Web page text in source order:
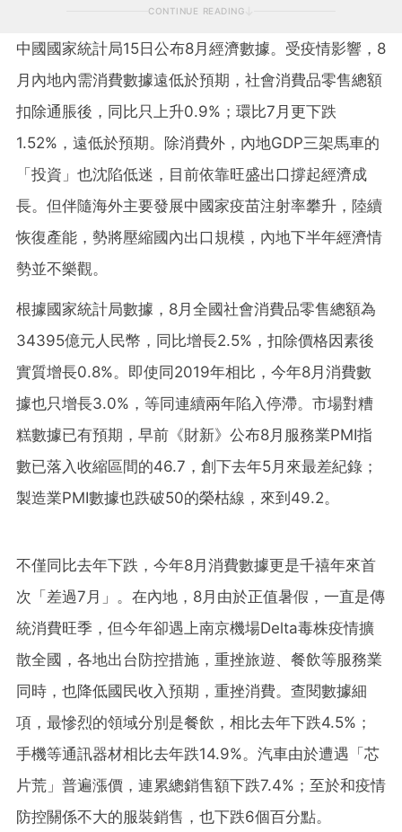
CONTINUE READING
中國國家統計局15日公布8月經濟數據。受疫情影響，8
月內地內需消費數據遠低於預期，社會消費品零售總額
扣除通脹後，同比只上升0.9%；環比7月更下跌
1.52%，遠低於預期。除消費外，內地GDP三架馬車的
「投資」也沈陷低迷，目前依靠旺盛出口撐起經濟成
長。但伴隨海外主要發展中國家疫苗注射率攀升，陸續
恢復產能，勢將壓縮國內出口規模，內地下半年經濟情
勢並不樂觀。
根據國家統計局數據，8月全國社會消費品零售總額為
34395億元人民幣，同比增長2.5%，扣除價格因素後
實質增長0.8%。即使同2019年相比，今年8月消費數
據也只增長3.0%，等同連續兩年陷入停滯。市場對糟
糕數據已有預期，早前《財新》公布8月服務業PMI指
數已落入收縮區間的46.7，創下去年5月來最差紀錄；
製造業PMI數據也跌破50的榮枯線，來到49.2。
不僅同比去年下跌，今年8月消費數據更是千禧年來首
次「差過7月」。在內地，8月由於正值暑假，一直是傳
統消費旺季，但今年卻遇上南京機場Delta毒株疫情擴
散全國，各地出台防控措施，重挫旅遊、餐飲等服務業
同時，也降低國民收入預期，重挫消費。查閱數據細
項，最慘烈的領域分別是餐飲，相比去年下跌4.5%；
手機等通訊器材相比去年跌14.9%。汽車由於遭遇「芯
片荒」普遍漲價，連累總銷售額下跌7.4%；至於和疫情
防控關係不大的服裝銷售，也下跌6個百分點。